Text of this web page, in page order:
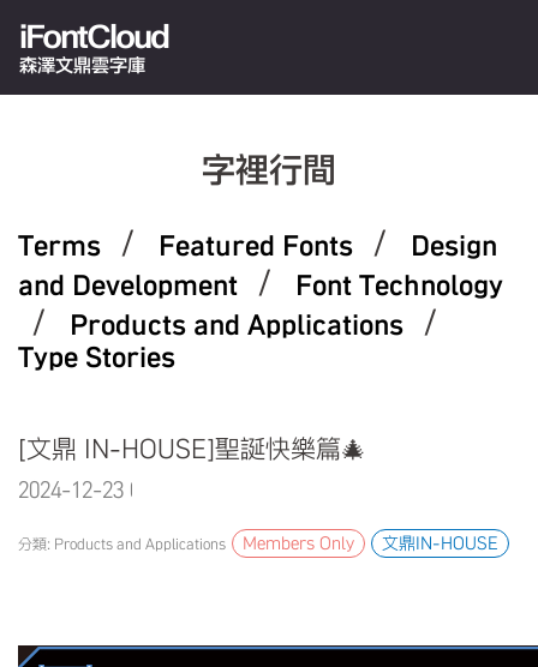
iFontCloud
森澤文鼎雲字庫
字裡行間
Terms / Featured Fonts /
Design
and Development
/ Font Technology
/ Products and Applications /
Type Stories
[文鼎 IN-HOUSE]聖誕快樂篇🎄
2024-12-23 09:16:15.0
分類: Products and Applications Members Only 文鼎IN-HOUSE